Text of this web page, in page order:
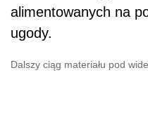
alimentowanych na
ugody.
Dalszy ciąg materiału pod